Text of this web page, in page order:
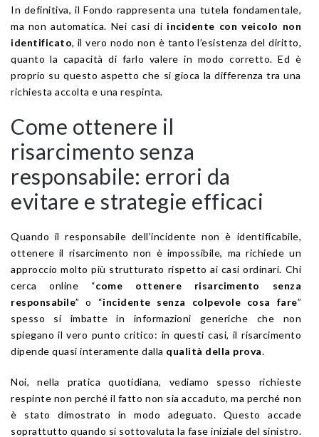
In definitiva, il Fondo rappresenta una tutela fondamentale,
ma non automatica. Nei casi di incidente con veicolo non
identificato, il vero nodo non è tanto l’esistenza del diritto,
quanto la capacità di farlo valere in modo corretto. Ed è
proprio su questo aspetto che si gioca la differenza tra una
richiesta accolta e una respinta.
Come ottenere il
risarcimento senza
responsabile: errori da
evitare e strategie efficaci
Quando il responsabile dell’incidente non è identificabile,
ottenere il risarcimento non è impossibile, ma richiede un
approccio molto più strutturato rispetto ai casi ordinari. Chi
cerca online “come ottenere risarcimento senza
responsabile” o “incidente senza colpevole cosa fare”
spesso si imbatte in informazioni generiche che non
spiegano il vero punto critico: in questi casi, il risarcimento
dipende quasi interamente dalla qualità della prova.
Noi, nella pratica quotidiana, vediamo spesso richieste
respinte non perché il fatto non sia accaduto, ma perché non
è stato dimostrato in modo adeguato. Questo accade
soprattutto quando si sottovaluta la fase iniziale del sinistro.